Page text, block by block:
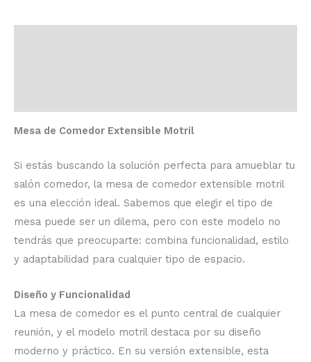
Mesa de Comedor Extensible Motril
Si estás buscando la solución perfecta para amueblar tu
salón comedor, la mesa de comedor extensible motril
es una elección ideal. Sabemos que elegir el tipo de
mesa puede ser un dilema, pero con este modelo no
tendrás que preocuparte: combina funcionalidad, estilo
y adaptabilidad para cualquier tipo de espacio.
Diseño y Funcionalidad
La mesa de comedor es el punto central de cualquier
reunión, y el modelo motril destaca por su diseño
moderno y práctico. En su versión extensible, esta